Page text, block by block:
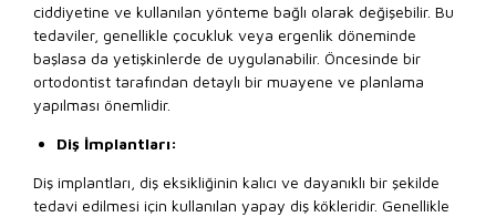
ciddiyetine ve kullanılan yönteme bağlı olarak değişebilir. Bu
tedaviler, genellikle çocukluk veya ergenlik döneminde
başlasa da yetişkinlerde de uygulanabilir. Öncesinde bir
ortodontist tarafından detaylı bir muayene ve planlama
yapılması önemlidir.
Diş İmplantları:
Diş implantları, diş eksikliğinin kalıcı ve dayanıklı bir şekilde
tedavi edilmesi için kullanılan yapay diş kökleridir. Genellikle